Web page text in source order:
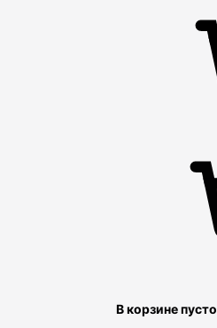
В корзине пусто